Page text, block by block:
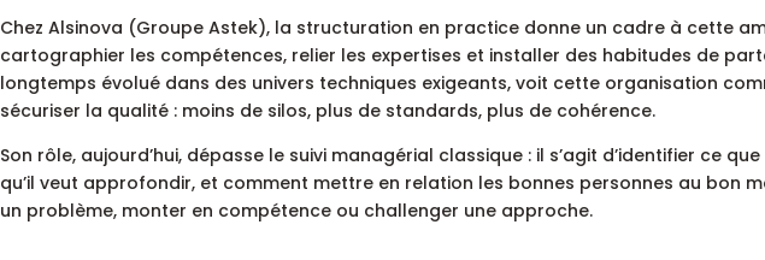
Chez Alsinova (Groupe Astek), la structuration en practice donne un cadre à cette
cartographier les compétences, relier les expertises et installer des habitudes de
longtemps évolué dans des univers techniques exigeants, voit cette organisation
sécuriser la qualité : moins de silos, plus de standards, plus de cohérence.
Son rôle, aujourd’hui, dépasse le suivi managérial classique : il s’agit d’identifier ce
qu’il veut approfondir, et comment mettre en relation les bonnes personnes au bon
un problème, monter en compétence ou challenger une approche.